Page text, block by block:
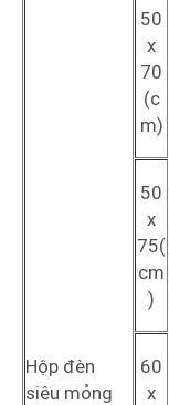
Hộp đèn
siêu mỏng
50
x
70
(c
m)
50
x
75(
cm
)
60
x